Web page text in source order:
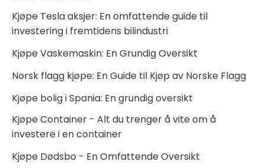
Kjøpe Tesla aksjer: En omfattende guide til
investering i fremtidens bilindustri
Kjøpe Vaskemaskin: En Grundig Oversikt
Norsk flagg kjøpe: En Guide til Kjøp av Norske Flagg
Kjøpe bolig i Spania: En grundig oversikt
Kjøpe Container - Alt du trenger å vite om å
investere i en container
Kjøpe Dødsbo - En Omfattende Oversikt